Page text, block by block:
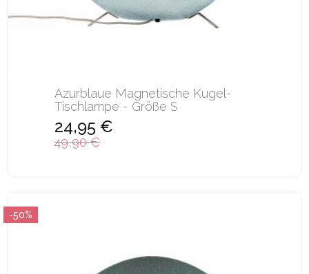
Azurblaue Magnetische Kugel-
Tischlampe - Größe S
24,95 €
49,90 €
-50%